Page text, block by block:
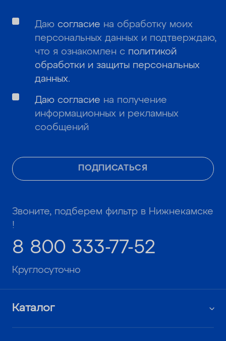
ПОДПИСАТЬСЯ
Даю согласие на обработку моих
персональных данных и подтверждаю,
что я ознакомлен с политикой
обработки и защиты персональных
данных.
Даю согласие на получение
информационных и рекламных
сообщений
Звоните, подберем фильтр в Нижнекамске
!
8 800 333-77-52
Круглосуточно
Каталог